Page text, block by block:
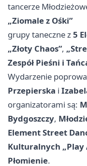
tancerze
„Ziomale z Ośki”
grupy taneczne z5
„Złoty Chaos”,
Zespół Pieśni i
Wydarzenie
Przepierska i
organizatorami są:
Bydgoszczy,
Element Street
Kulturalnych „Play
Płomienie.